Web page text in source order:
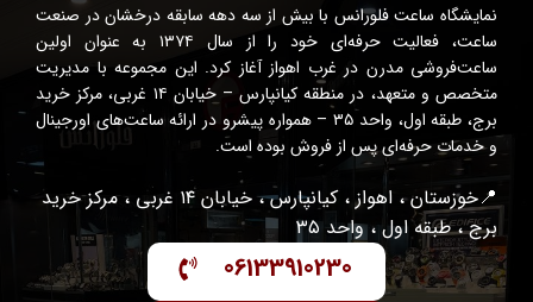
نمایشگاه ساعت فلورانس با بیش از سه دهه سابقه درخشان در صنعت
ساعت، فعالیت حرفه‌ای خود را از سال ۱۳۷۴ به عنوان اولین
ساعت‌فروشی مدرن در غرب اهواز آغاز کرد. این مجموعه با مدیریت
متخصص و متعهد، در منطقه کیانپارس – خیابان ۱۴ غربی، مرکز خرید
برج، طبقه اول، واحد ۳۵ – همواره پیشرو در ارائه ساعت‌های اورجینال
و خدمات حرفه‌ای پس از فروش بوده است.
📍خوزستان ، اهواز ، کیانپارس ، خیابان ۱۴ غربی ، مرکز خرید
برج ، طبقه اول ، واحد ۳۵
06133910230